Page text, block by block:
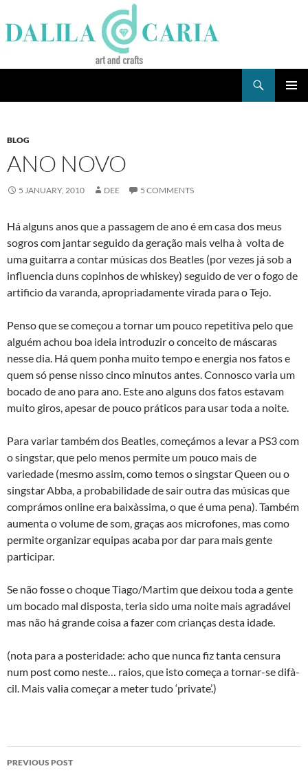
to
content
BLOG
ANO NOVO
5 JANUARY, 2010 DEE 5 COMMENTS
Há alguns anos que a passagem de ano é em casa dos meus
sogros com jantar seguido da geração mais velha à volta de
uma guitarra a contar músicas dos Beatles (por vezes já sob a
influencia duns copinhos de whiskey) seguido de ver o fogo de
artificio da varanda, apropriadamente virada para o Tejo.
Penso que se começou a tornar um pouco repetitiva pelo que
alguém achou boa ideia introduzir o conceito de máscaras
nesse dia. Há quem ponha muito tempo e energia nos fatos e
quem só pense nisso cinco minutos antes. Connosco varia um
bocado de ano para ano. Este ano alguns dos fatos estavam
muito giros, apesar de pouco práticos para usar toda a noite.
Para variar também dos Beatles, começámos a levar a PS3 com
o singstar, que pelo menos permite um pouco mais de
variedade (mesmo assim, como temos o singstar Queen ou o
singstar Abba, a probabilidade de sair outra das músicas que
comprámos online era baixà­ssima, o que é uma pena). Também
aumenta o volume de som, graças aos microfones, mas como
permite organizar equipas acaba por dar para mais gente
participar.
Se não fosse o choque Tiago/Martim que deixou toda a gente
um bocado mal disposta, teria sido uma noite mais agradável
mas não há grande coisa a fazer com crianças desta idade.
(nota para a posteridade: acho que nunca fiz tanta censura
num post como neste… raios, que isto começa a tornar-se difà­
cil. Mais valia começar a meter tudo ‘private’.)
Post
PREVIOUS POST